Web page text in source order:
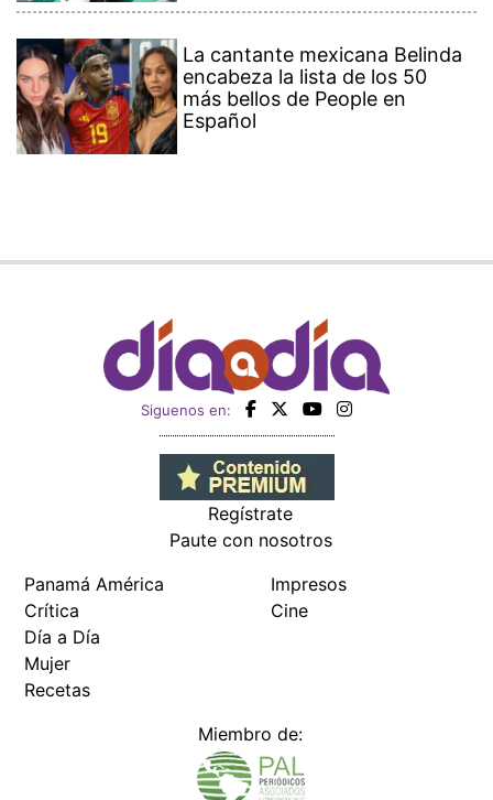
La cantante mexicana Belinda
encabeza la lista de los 50
más bellos de People en
Español
Siguenos en:
Regístrate
Paute con nosotros
Panamá América
Crítica
Día a Día
Mujer
Recetas
Impresos
Cine
Miembro de: